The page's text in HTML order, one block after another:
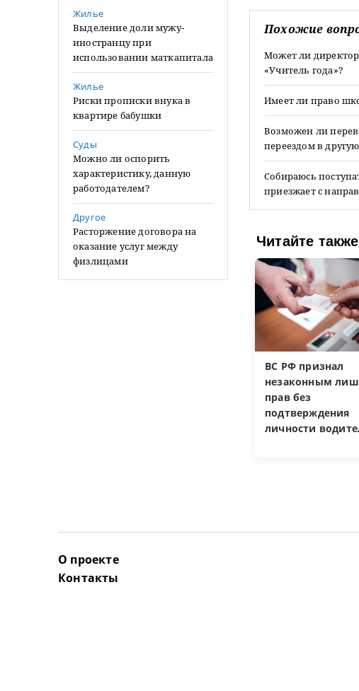
Жилье
Выделение доли мужу-
иностранцу при
использовании маткапитала
Жилье
Риски прописки внука в
квартире бабушки
Суды
Можно ли оспорить
характеристику, данную
работодателем?
Другое
Расторжение договора на
оказание услуг между
физлицами
Похожие
Может ли директор
«Учитель года»?
Имеет ли право
Возможен ли
переездом в
Собираюсь
приезжает с
Читайте также
ВС РФ признал
незаконным
прав без
подтверждения
личности
О проекте
Контакты